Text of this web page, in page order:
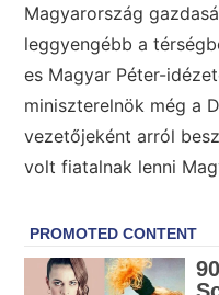
Magyarország
leggyengébb a
es Magyar Péter-
miniszterelnök még a
vezetőjeként arról
volt fiatalnak lenni